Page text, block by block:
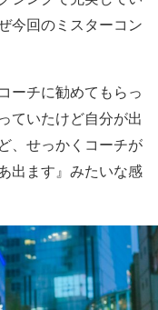
今回のミスターコン
ーチに勧めてもらっ
ていたけど自分が出
、せっかくコーチが
出ます』みたいな感